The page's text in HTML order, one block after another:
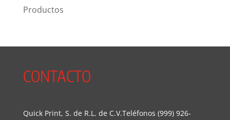
Productos
CONTACTO
Quick Print, S. de R.L. de C.V.Teléfonos (999) 926-